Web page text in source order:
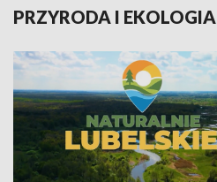
PRZYRODA I EKOLOGIA